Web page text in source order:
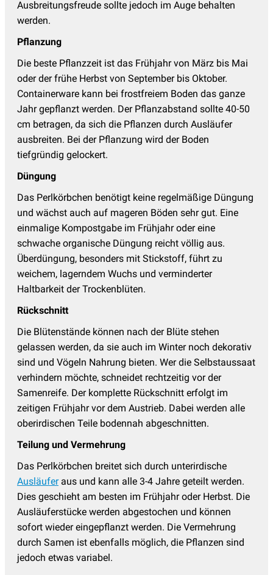
Winteraster - Chrysanthemum (12)
Wolfsmilch - Euphorbia (13)
Ziersalbei
Ziest - Stachys (5)
Ausbreitungsfreude sollte jedoch im Auge behalten
werden.
Pflanzung
Die beste Pflanzzeit ist das Frühjahr von März bis Mai
oder der frühe Herbst von September bis Oktober.
Containerware kann bei frostfreiem Boden das ganze
Jahr gepflanzt werden. Der Pflanzabstand sollte 40-50
cm betragen, da sich die Pflanzen durch Ausläufer
ausbreiten. Bei der Pflanzung wird der Boden
tiefgründig gelockert.
Düngung
Das Perlkörbchen benötigt keine regelmäßige Düngung
und wächst auch auf mageren Böden sehr gut. Eine
einmalige Kompostgabe im Frühjahr oder eine
schwache organische Düngung reicht völlig aus.
Überdüngung, besonders mit Stickstoff, führt zu
weichem, lagerndem Wuchs und verminderter
Haltbarkeit der Trockenblüten.
Rückschnitt
Die Blütenstände können nach der Blüte stehen
gelassen werden, da sie auch im Winter noch dekorativ
sind und Vögeln Nahrung bieten. Wer die Selbstaussaat
verhindern möchte, schneidet rechtzeitig vor der
Samenreife. Der komplette Rückschnitt erfolgt im
zeitigen Frühjahr vor dem Austrieb. Dabei werden alle
oberirdischen Teile bodennah abgeschnitten.
Teilung und Vermehrung
Das Perlkörbchen breitet sich durch unterirdische
Ausläuferaus und kann alle 3-4 Jahre geteilt werden.
Dies geschieht am besten im Frühjahr oder Herbst. Die
Ausläuferstücke werden abgestochen und können
sofort wieder eingepflanzt werden. Die Vermehrung
durch Samen ist ebenfalls möglich, die Pflanzen sind
jedoch etwas variabel.